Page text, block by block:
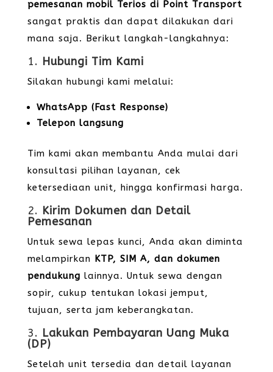
pemesanan mobil Terios di Point Transport
sangat praktis dan dapat dilakukan dari
mana saja. Berikut langkah-langkahnya:
1. Hubungi Tim Kami
Silakan hubungi kami melalui:
WhatsApp (Fast Response)
Telepon langsung
Tim kami akan membantu Anda mulai dari
konsultasi pilihan layanan, cek
ketersediaan unit, hingga konfirmasi harga.
2. Kirim Dokumen dan Detail
Pemesanan
Untuk sewa lepas kunci, Anda akan diminta
melampirkan KTP, SIM A, dan dokumen
pendukung lainnya. Untuk sewa dengan
sopir, cukup tentukan lokasi jemput,
tujuan, serta jam keberangkatan.
3. Lakukan Pembayaran Uang Muka
(DP)
Setelah unit tersedia dan detail layanan